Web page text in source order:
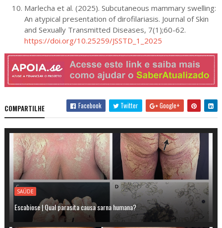
Marlecha et al. (2025). Subcutaneous mammary swelling:
An atypical presentation of dirofilariasis. Journal of Skin
and Sexually Transmitted Diseases, 7(1);60-62.
https://doi.org/10.25259/JSSTD_1_2025
COMPARTILHE Facebook Twitter Google+
SAÚDE
Escabiose | Qual parasita causa sarna humana?